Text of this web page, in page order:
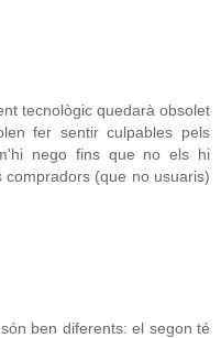
tecnològic quedarà obsolet
fer sentir culpables pels
nego fins que no els hi
(que no usuaris)
ben diferents: el segon té